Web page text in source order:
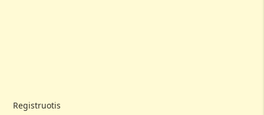
Registruotis